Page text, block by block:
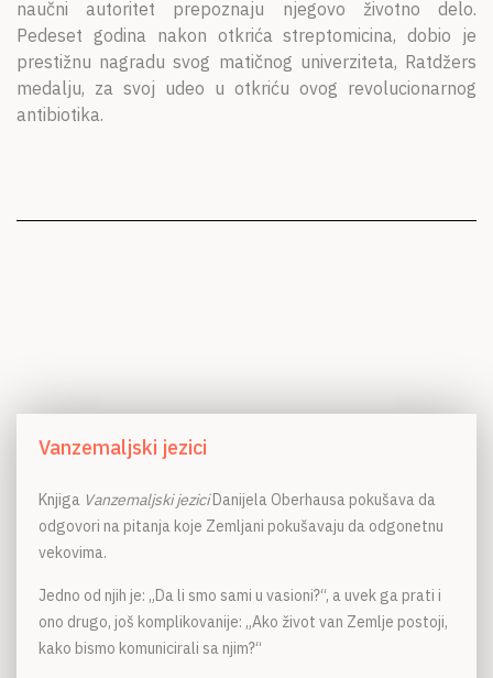
naučni autoritet prepoznaju njegovo životno delo.
Pedeset godina nakon otkrića streptomicina, dobio je
prestižnu nagradu svog matičnog univerziteta, Ratdžers
medalju, za svoj udeo u otkriću ovog revolucionarnog
antibiotika.
Vanzemaljski jezici
Knjiga Vanzemaljski jeziciDanijela Oberhausa pokušava da
odgovori na pitanja koje Zemljani pokušavaju da odgonetnu
vekovima.
Jedno od njih je: „Da li smo sami u vasioni?“, a uvek ga prati i
ono drugo, još komplikovanije: „Ako život van Zemlje postoji,
kako bismo komunicirali sa njim?“